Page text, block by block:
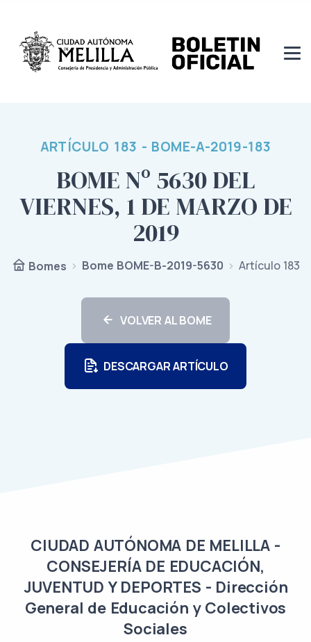
ARTÍCULO 183 - BOME-A-2019-183
BOME Nº 5630 DEL
VIERNES, 1 DE MARZO DE
2019
Bomes Bome BOME-B-2019-5630 Artículo 183
VOLVER AL BOME
DESCARGAR ARTÍCULO
CIUDAD AUTÓNOMA DE MELILLA -
CONSEJERÍA DE EDUCACIÓN,
JUVENTUD Y DEPORTES - Dirección
General de Educación y Colectivos
Sociales